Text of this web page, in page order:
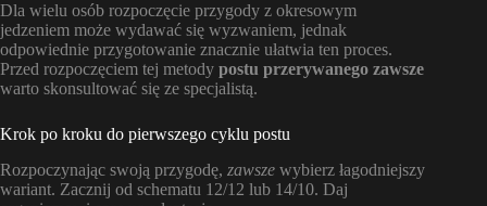
Dla wielu osób rozpoczęcie przygody z okresowym
jedzeniem może wydawać się wyzwaniem, jednak
odpowiednie przygotowanie znacznie ułatwia ten proces.
Przed rozpoczęciem tej metody postu przerywanego zawsze
warto skonsultować się ze specjalistą.
Krok po kroku do pierwszego cyklu postu
Rozpoczynając swoją przygodę, zawsze wybierz łagodniejszy
wariant. Zacznij od schematu 12/12 lub 14/10. Daj